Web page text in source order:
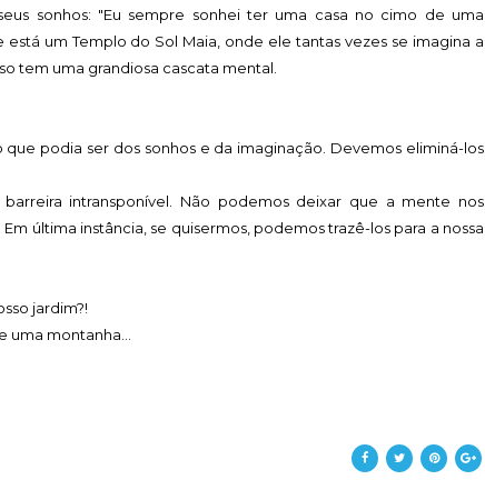
sonhos: "Eu sempre sonhei ter uma casa no cimo de uma
está um Templo do Sol Maia, onde ele tantas vezes se imagina a
tem uma grandiosa cascata mental.
podia ser dos sonhos e da imaginação. Devemos eliminá-los
intransponível. Não podemos deixar que a mente nos
última instância, se quisermos, podemos trazê-los para a nossa
jardim?!
montanha...